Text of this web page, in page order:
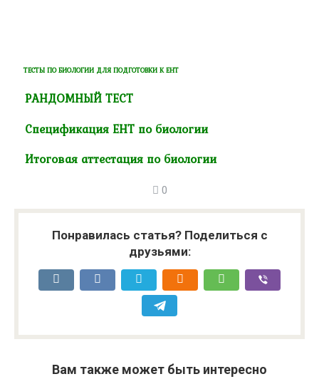
ТЕСТЫ ПО БИОЛОГИИ ДЛЯ ПОДГОТОВКИ К ЕНТ
РАНДОМНЫЙ ТЕСТ
Спецификация ЕНТ по биологии
Итоговая аттестация по биологии
0
Понравилась статья? Поделиться с
друзьями:
Вам также может быть интересно